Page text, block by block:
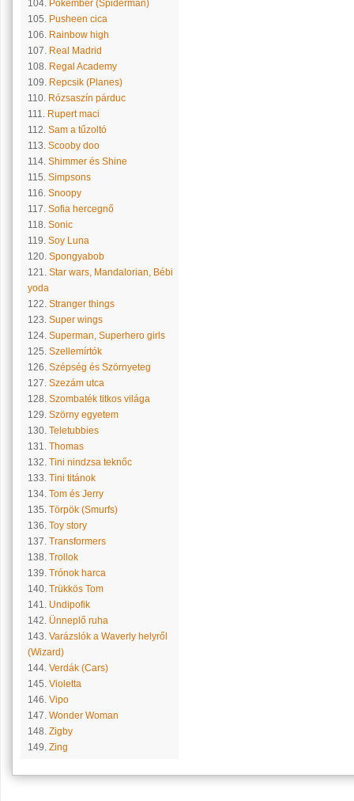
104. Pókember (Spiderman)
105. Pusheen cica
106. Rainbow high
107. Real Madrid
108. Regal Academy
109. Repcsik (Planes)
110. Rózsaszín párduc
111. Rupert maci
112. Sam a tűzoltó
113. Scooby doo
114. Shimmer és Shine
115. Simpsons
116. Snoopy
117. Sofia hercegnő
118. Sonic
119. Soy Luna
120. Spongyabob
121. Star wars, Mandalorian, Bébi
yoda
122. Stranger things
123. Super wings
124. Superman, Superhero girls
125. Szellemírtók
126. Szépség és Szörnyeteg
127. Szezám utca
128. Szombaték titkos világa
129. Szörny egyetem
130. Teletubbies
131. Thomas
132. Tini nindzsa teknőc
133. Tini titánok
134. Tom és Jerry
135. Törpök (Smurfs)
136. Toy story
137. Transformers
138. Trollok
139. Trónok harca
140. Trükkös Tom
141. Undipofik
142. Ünneplő ruha
143. Varázslók a Waverly helyről
(Wizard)
144. Verdák (Cars)
145. Violetta
146. Vipo
147. Wonder Woman
148. Zigby
149. Zing